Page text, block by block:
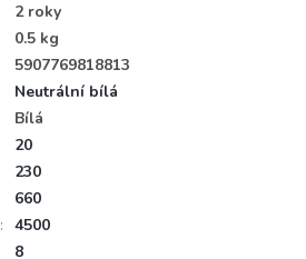
2 roky
0.5 kg
5907769818813
Neutrální bílá
Bílá
20
230
660
: 4500
8